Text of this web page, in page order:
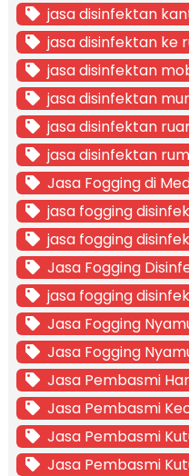
jasa disinfektan
jasa disinfektan ke
jasa disinfektan
jasa disinfektan
jasa disinfektan
jasa disinfektan
Jasa Fogging di
jasa fogging
jasa fogging
Jasa Fogging
jasa fogging
Jasa Fogging
Jasa Fogging
Jasa Pembasmi
Jasa Pembasmi
Jasa Pembasmi
Jasa Pembasmi